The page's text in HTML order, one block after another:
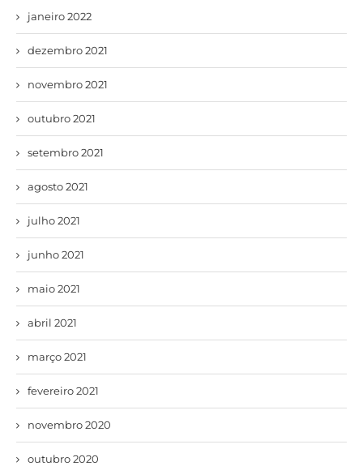
janeiro 2022
dezembro 2021
novembro 2021
outubro 2021
setembro 2021
agosto 2021
julho 2021
junho 2021
maio 2021
abril 2021
março 2021
fevereiro 2021
novembro 2020
outubro 2020